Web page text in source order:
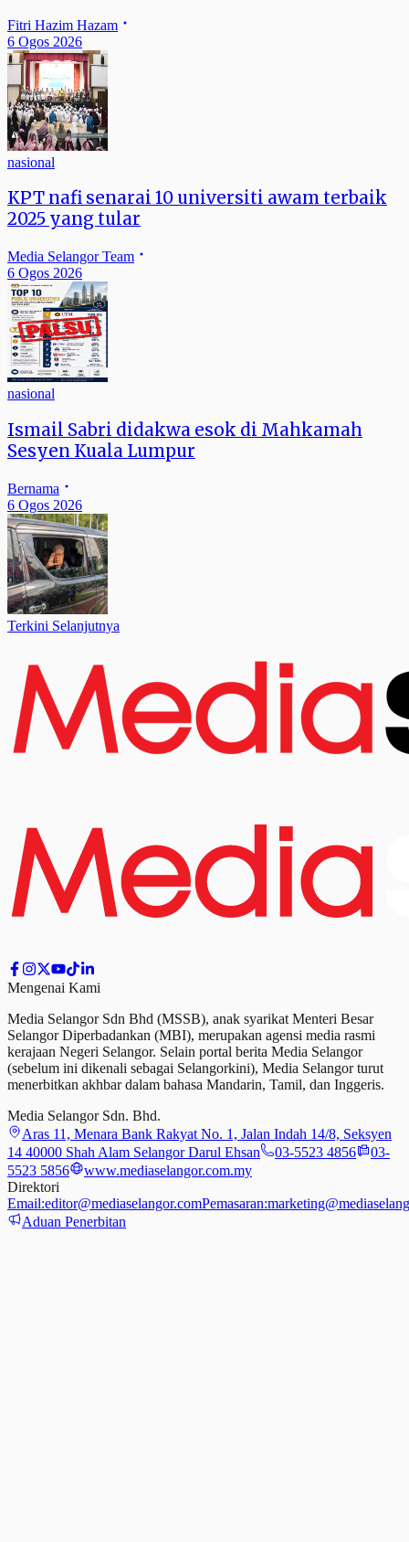
Fitri Hazim Hazam
6 Ogos 2026
nasional
KPT nafi senarai 10 universiti awam terbaik
2025 yang tular
Media Selangor Team
6 Ogos 2026
nasional
Ismail Sabri didakwa esok di Mahkamah
Sesyen Kuala Lumpur
Bernama
6 Ogos 2026
Terkini Selanjutnya
Mengenai Kami
Media Selangor Sdn Bhd (MSSB), anak syarikat Menteri Besar
Selangor Diperbadankan (MBI), merupakan agensi media rasmi
kerajaan Negeri Selangor. Selain portal berita Media Selangor
(sebelum ini dikenali sebagai Selangorkini), Media Selangor turut
menerbitkan akhbar dalam bahasa Mandarin, Tamil, dan Inggeris.
Media Selangor Sdn. Bhd.
Aras 11, Menara Bank Rakyat No. 1, Jalan Indah 14/8, Seksyen
14 40000 Shah Alam Selangor Darul Ehsan
03-5523 4856
03-
5523 5856
www.mediaselangor.com.my
Direktori
Email:editor@mediaselangor.comPemasaran:
Aduan Penerbitan